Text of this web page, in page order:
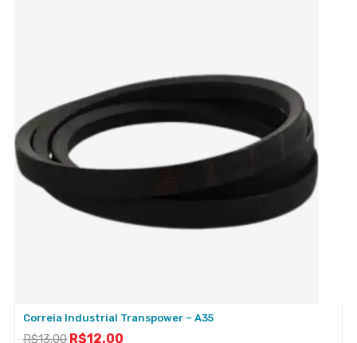
Correia Industrial Transpower – A35
R$13.00 R$12.00